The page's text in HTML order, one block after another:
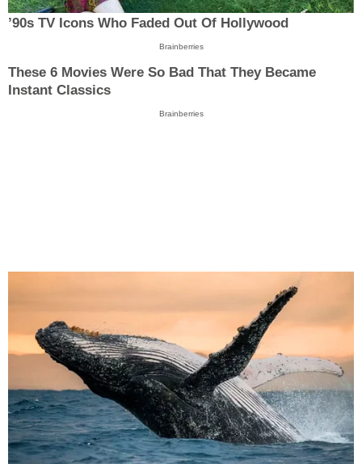
’90s TV Icons Who Faded Out Of Hollywood
Brainberries
These 6 Movies Were So Bad That They Became
Instant Classics
Brainberries